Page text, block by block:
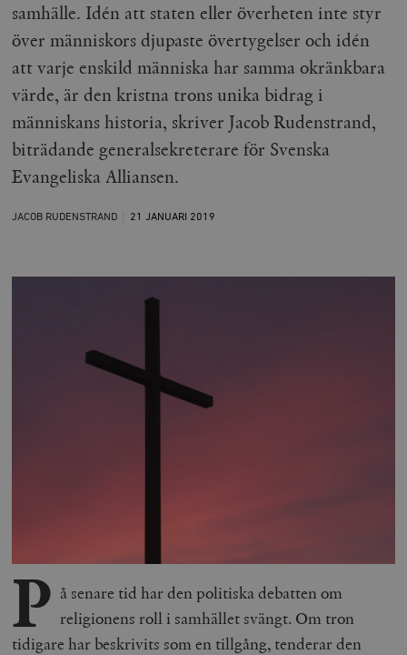
samhälle. Idén att staten eller överheten inte styr
över människors djupaste övertygelser och idén
att varje enskild människa har samma okränkbara
värde, är den kristna trons unika bidrag i
människans historia, skriver Jacob Rudenstrand,
biträdande generalsekreterare för Svenska
Evangeliska Alliansen.
JACOB RUDENSTRAND 21 JANUARI 2019
P å senare tid har den politiska debatten om
religionens roll i samhället svängt. Om tron
tidigare har beskrivits som en tillgång, tenderar den